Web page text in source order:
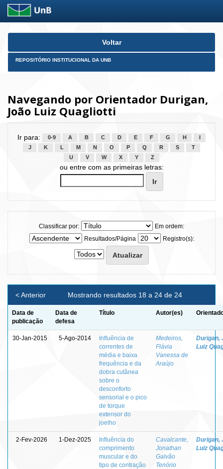
Skip
Voltar
REPOSITÓRIO INSTITUCIONAL DA UNB
Navegando por Orientador Durigan,
João Luiz Quagliotti
Ir para: 0-9 A B C D E F G H
J
K L M N O P Q R S
T
U
V W X Y Z
ou entre com as primeiras letras:
Classificar por:
Em ordem:
Resultados/Página
Registro(s):
Mostrando resultados 18 a 24 de 24
< Anterior
Data de
publicação
Data de
defesa
Título Autor(es)
30-Jan-2015 5-Ago-2014
Influência de
correntes de
média e baixa
frequência e da
dobra cutânea
sobre o
desconforto
sensorial e o pico
de torque
extensor do
joelho
Medeiros,
Flávia
Vanessa de
Araújo
Durigan,
Luiz
2-Fev-2026 1-Dez-2025
Influência do
comprimento
muscular e do
tipo de contração
Cavalcante,
Jonathan
Galvão
Tenório
Durigan,
Luiz